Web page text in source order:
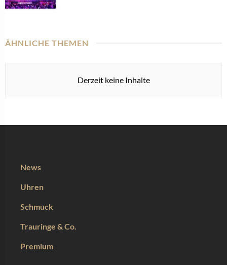
ÄHNLICHE THEMEN
Derzeit keine Inhalte
News
Uhren
Schmuck
Trauringe & Co.
Premium